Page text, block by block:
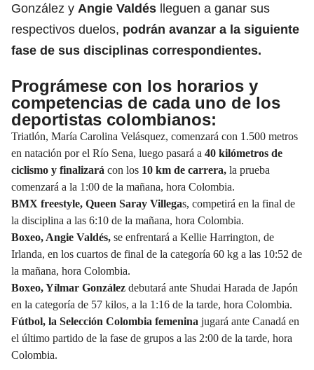
González y Angie Valdés lleguen a ganar sus
respectivos duelos, podrán avanzar a la siguiente
fase de sus disciplinas correspondientes.
Prográmese con los horarios y
competencias de cada uno de los
deportistas colombianos:
Triatlón, María Carolina Velásquez, comenzará con 1.500 metros
en natación por el Río Sena, luego pasará a 40 kilómetros de
ciclismo y finalizará con los 10 km de carrera, la prueba
comenzará a la 1:00 de la mañana, hora Colombia.
BMX freestyle, Queen Saray Villegas, competirá en la final de
la disciplina a las 6:10 de la mañana, hora Colombia.
Boxeo, Angie Valdés, se enfrentará a Kellie Harrington, de
Irlanda, en los cuartos de final de la categoría 60 kg a las 10:52 de
la mañana, hora Colombia.
Boxeo, Yílmar González debutará ante Shudai Harada de Japón
en la categoría de 57 kilos, a la 1:16 de la tarde, hora Colombia.
Fútbol, la Selección Colombia femenina jugará ante Canadá en
el último partido de la fase de grupos a las 2:00 de la tarde, hora
Colombia.